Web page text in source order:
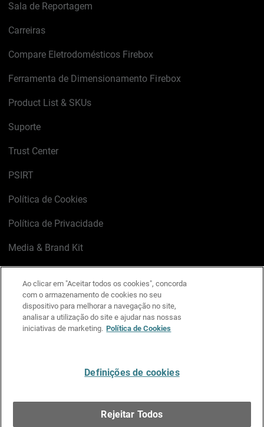
Sala de Reportagem
Carreiras
Compare Eletrodomésticos Firebox
Ferramenta de Dimensionamento Firebox
Product List & SKUs
Suporte
Trust Center
PSIRT
Política de Cookies
Política de Privacidade
Media & Brand Kit
LinkedIn
X FacebookInstagram
YouTube
Ao clicar em "Aceitar todos os cookies", concorda
com o armazenamento de cookies no seu
dispositivo para melhorar a navegação no site,
analisar a utilização do site e ajudar nas nossas
iniciativas de marketing. Política de Cookies
Definições de cookies
Rejeitar Todos